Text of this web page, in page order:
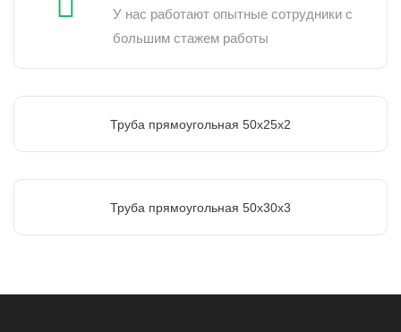
У нас работают опытные сотрудники с
большим стажем работы
Труба прямоугольная 50х25х2
Труба прямоугольная 50х30х3